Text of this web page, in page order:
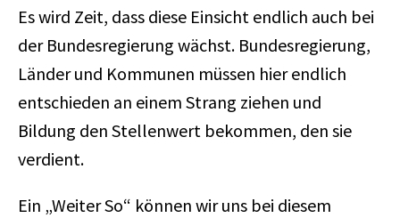
Es wird Zeit, dass diese Einsicht endlich auch bei
der Bundesregierung wächst. Bundesregierung,
Länder und Kommunen müssen hier endlich
entschieden an einem Strang ziehen und
Bildung den Stellenwert bekommen, den sie
verdient.
Ein „Weiter So“ können wir uns bei diesem